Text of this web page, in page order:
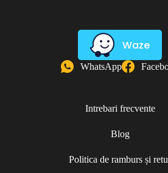
Waze
WhatsApp
Intrebari frecvente
Blog
Politica de ramburs și